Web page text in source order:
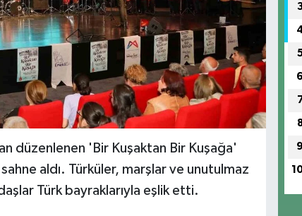
düzenlenen 'Bir Kuşaktan Bir Kuşağa'
aldı. Türküler, marşlar ve unutulmaz
Türk bayraklarıyla eşlik etti.
6
9